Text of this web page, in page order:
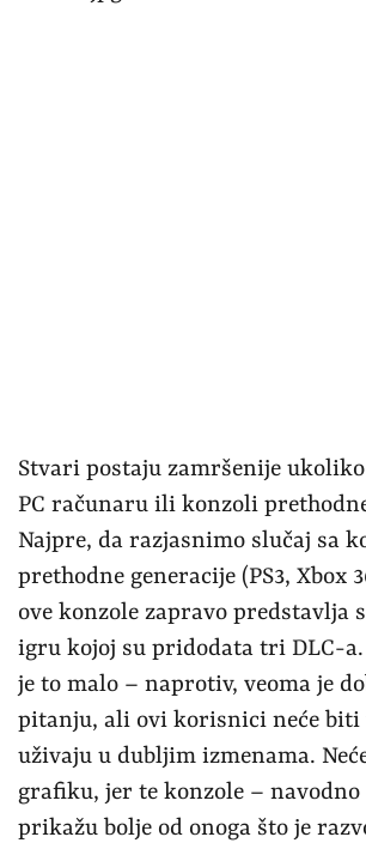
Stvari postaju zamršenije
PC računaru ili konzoli
Najpre, da razjasnimo slučaj sa
prethodne generacije (PS3, Xbox
ove konzole zapravo predstavlja
igru kojoj su pridodata tri DLC-a.
je to malo – naprotiv, veoma je
pitanju, ali ovi korisnici neće
uživaju u dubljim izmenama.
grafiku, jer te konzole – navodno
prikažu bolje od onoga što je